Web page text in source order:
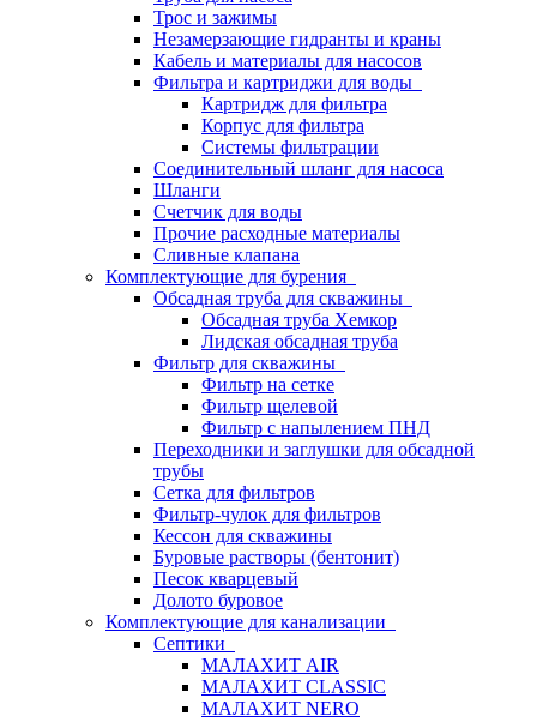
Трос и зажимы
Незамерзающие гидранты и краны
Кабель и материалы для насосов
Фильтра и картриджи для воды
Картридж для фильтра
Корпус для фильтра
Системы фильтрации
Соединительный шланг для насоса
Шланги
Счетчик для воды
Прочие расходные материалы
Сливные клапана
Комплектующие для бурения
Обсадная труба для скважины
Обсадная труба Хемкор
Лидская обсадная труба
Фильтр для скважины
Фильтр на сетке
Фильтр щелевой
Фильтр с напылением ПНД
Переходники и заглушки для обсадной
трубы
Сетка для фильтров
Фильтр-чулок для фильтров
Кессон для скважины
Буровые растворы (бентонит)
Песок кварцевый
Долото буровое
Комплектующие для канализации
Септики
МАЛАХИТ AIR
МАЛАХИТ CLASSIC
МАЛАХИТ NERO